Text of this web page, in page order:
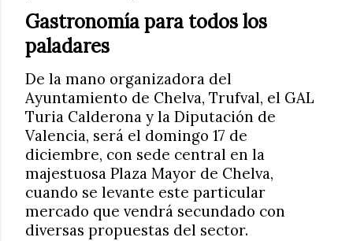
Gastronomía para todos los
paladares
De la mano organizadora del
Ayuntamiento de Chelva, Trufval, el GAL
Turia Calderona y la Diputación de
Valencia, será el domingo 17 de
diciembre, con sede central en la
majestuosa Plaza Mayor de Chelva,
cuando se levante este particular
mercado que vendrá secundado con
diversas propuestas del sector.